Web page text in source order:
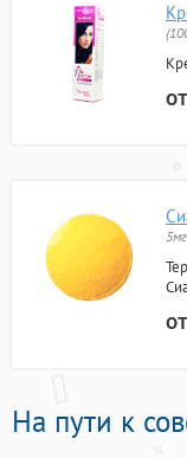
5мг
На пути к